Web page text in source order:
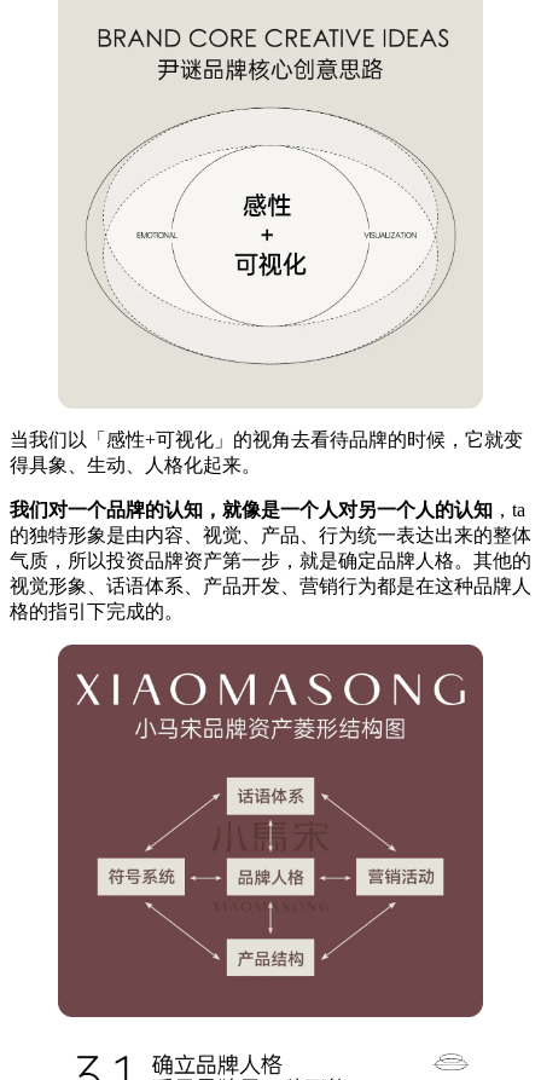
当我们以「感性+可视化」的视角去看待品牌的时候，它就变
得具象、生动、人格化起来。
我们对一个品牌的认知，就像是一个人对另一个人的认知 ，ta
的独特形象是由内容、视觉、产品、行为统一表达出来的整体
气质，所以投资品牌资产第一步，就是确定品牌人格。其他的
视觉形象、话语体系、产品开发、营销行为都是在这种品牌人
格的指引下完成的。